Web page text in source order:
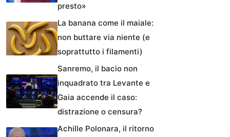
presto»
La banana come il maiale:
non buttare via niente (e
soprattutto i filamenti)
Sanremo, il bacio non
inquadrato tra Levante e
Gaia accende il caso:
distrazione o censura?
Achille Polonara, il ritorno